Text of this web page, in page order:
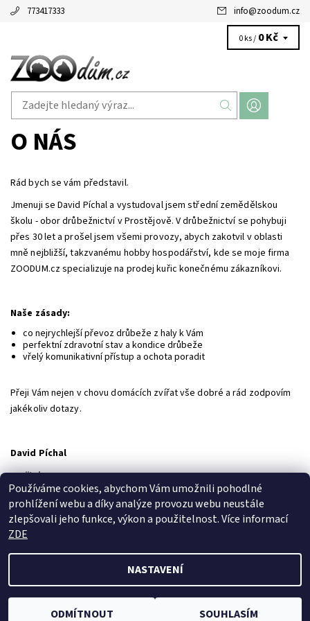
773417333 info@zoodum.cz
0 ks / 0 Kč
O NÁS
Rád bych se vám představil.
Jmenuji se David Píchal a vystudoval jsem střední zemědělskou
školu - obor drůbežnictví v Prostějově. V drůbežnictví se pohybuji
přes 30 let a prošel jsem všemi provozy, abych zakotvil v oblasti
mně nejbližší, takzvanému hobby hospodářství, kde se moje firma
ZOODUM.cz specializuje na prodej kuřic konečnému zákazníkovi.
Naše zásady:
co nejrychlejší převoz drůbeže z haly k Vám
perfektní zdravotní stav a kondice drůbeže
vřelý komunikativní přístup a ochota poradit
Přeji Vám nejen v chovu domácích zvířat vše dobré a rád zodpovím
jakékoliv dotazy.
David Píchal
majitel
2026 © ZOOdum.cz, všechna práva vyhrazena
Používáme cookies, abychom Vám umožnili pohodlné
prohlížení webu a díky analýze provozu webu neustále
zlepšovali jeho funkce, výkon a použitelnost. Více informací
ZDE
NASTAVENÍ
ODMÍTNOUT SOUHLASÍM